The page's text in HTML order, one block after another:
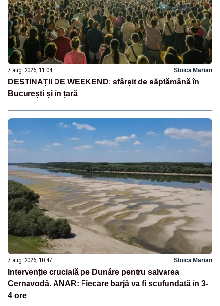
7 aug. 2026, 11:04 Stoica Marian
DESTINAȚII DE WEEKEND: sfârșit de săptămână în
București și în țară
7 aug. 2026, 10:47 Stoica Marian
Intervenție crucială pe Dunăre pentru salvarea
Cernavodă. ANAR: Fiecare barjă va fi scufundată în 3-
4 ore